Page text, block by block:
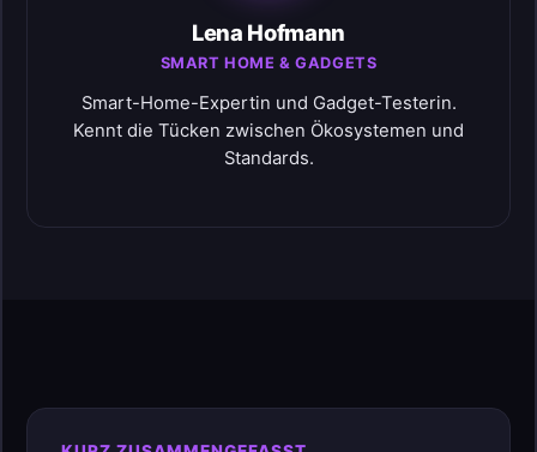
Lena Hofmann
SMART HOME & GADGETS
Smart-Home-Expertin und Gadget-Testerin.
Kennt die Tücken zwischen Ökosystemen und
Standards.